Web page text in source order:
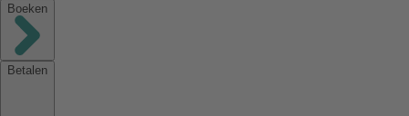
Boeken
Betalen